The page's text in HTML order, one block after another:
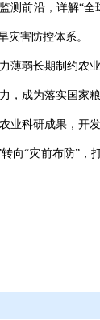
测前沿，详解“
灾害防控体系。
薄弱长期制约农
成为落实国家
业科研成果，开
“灾前布防”，